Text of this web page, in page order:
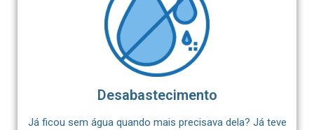
Desabastecimento
Já ficou sem água quando mais precisava dela? Já teve